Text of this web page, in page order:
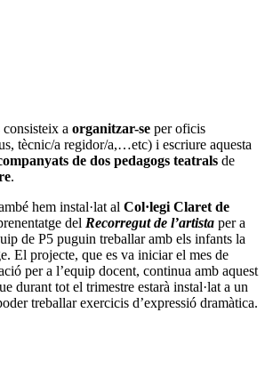
a organitzar-se per oficis
tècnic/a regidor/a,…etc) i escriure aquesta
de dos pedagogs teatrals de
.
hem instal·lat al Col·legi Claret de
del Recorregut de l’artista per a
de P5 puguin treballar amb els infants la
El projecte, que es va iniciar el mes de
per a l’equip docent, continua amb aquest
durant tot el trimestre estarà instal·lat a un
treballar exercicis d’expressió dramàtica.